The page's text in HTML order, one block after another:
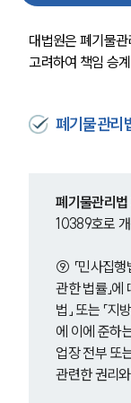
대법원은 폐기물
고려하여 책임 승
폐기물관리
폐기물관리
10389호로
⑨ 「민사집행
관한 법률」에
법」 또는 「
에 이에 준하
업장 전부 또
관련한 권리